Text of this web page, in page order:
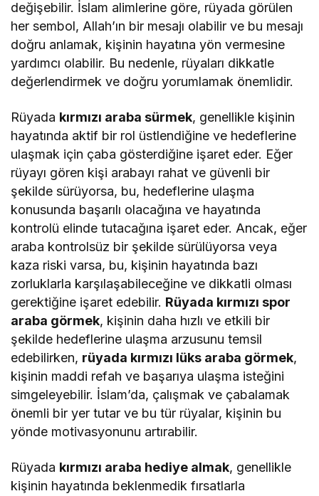
değişebilir. İslam alimlerine göre, rüyada görülen
her sembol, Allah’ın bir mesajı olabilir ve bu mesajı
doğru anlamak, kişinin hayatına yön vermesine
yardımcı olabilir. Bu nedenle, rüyaları dikkatle
değerlendirmek ve doğru yorumlamak önemlidir.
Rüyada kırmızı araba sürmek, genellikle kişinin
hayatında aktif bir rol üstlendiğine ve hedeflerine
ulaşmak için çaba gösterdiğine işaret eder. Eğer
rüyayı gören kişi arabayı rahat ve güvenli bir
şekilde sürüyorsa, bu, hedeflerine ulaşma
konusunda başarılı olacağına ve hayatında
kontrolü elinde tutacağına işaret eder. Ancak, eğer
araba kontrolsüz bir şekilde sürülüyorsa veya
kaza riski varsa, bu, kişinin hayatında bazı
zorluklarla karşılaşabileceğine ve dikkatli olması
gerektiğine işaret edebilir. Rüyada kırmızı spor
araba görmek, kişinin daha hızlı ve etkili bir
şekilde hedeflerine ulaşma arzusunu temsil
edebilirken, rüyada kırmızı lüks araba görmek,
kişinin maddi refah ve başarıya ulaşma isteğini
simgeleyebilir. İslam’da, çalışmak ve çabalamak
önemli bir yer tutar ve bu tür rüyalar, kişinin bu
yönde motivasyonunu artırabilir.
Rüyada kırmızı araba hediye almak, genellikle
kişinin hayatında beklenmedik fırsatlarla